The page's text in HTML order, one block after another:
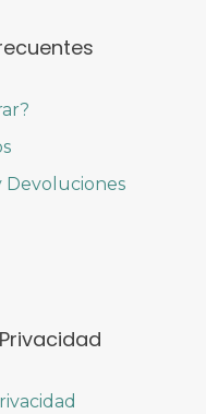
Devoluciones